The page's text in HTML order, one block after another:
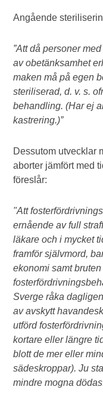
Angående
”Att då personer
av obetänksamhet
maken må på egen
steriliserad, d. v. s.
behandling. (Har ej
kastrering.)”
Dessutom utvecklar
aborter jämfört med
föreslår:
"Att
ernående av full
läkare och i mycket
framför självmord,
ekonomi samt
Sverge råka
av avskytt
utförd
kortare eller längre
blott de mer eller
sädeskroppar). Ju
mindre mogna